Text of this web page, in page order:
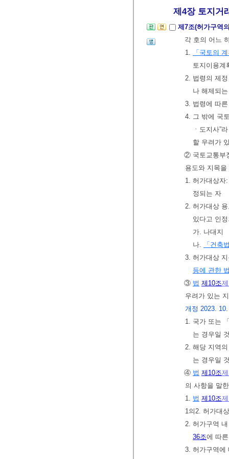
제4장 토지거래
제7조(허가구역
각 호의 어느
1.
「국토의
토지이용계
2. 법령의 제
나 해제되
3. 법령에 따
4. 그 밖에 국
ㆍ도지사”
할 우려가
② 국토교통부
용도와 지목
1. 허가대상자
정되는 자
2. 허가대상
있다고 인
가. 나대지
나.
「건축
3. 허가대상
등에 관한
③ 법 제10조
우려가 있는
개정 2023.
1. 국가 또는
는 경우일
2. 해당 지역
는 경우일
④ 법 제10조
의 사항을 말
1. 법 제10조
1의2. 허가대
2. 허가구역
36조에 따
3. 허가구역에